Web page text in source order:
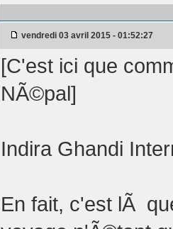
vendredi 03 avril 2015 - 01:52:27
[C'est ici que
NÃ©pal]
Indira Ghandi
En fait, c'est lÃ